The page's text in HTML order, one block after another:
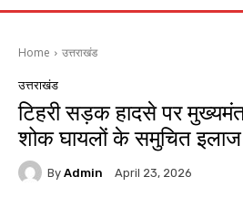
Home उत्तराखंड
उत्तराखंड
टिहरी सड़क हादसे पर
शोक घायलों के समुचित इलाज
By Admin April 23, 2026